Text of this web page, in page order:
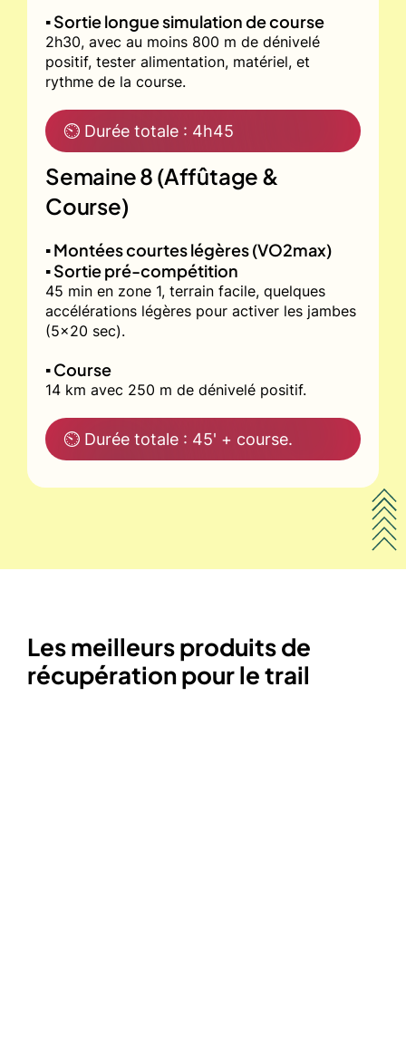
▪️ Sortie longue simulation de course
2h30, avec au moins 800 m de dénivelé
positif, tester alimentation, matériel, et
rythme de la course.
⏲ Durée totale : 4h45
Semaine 8 (Affûtage &
Course)
▪️ Montées courtes légères (VO2max)
▪️ Sortie pré-compétition
45 min en zone 1, terrain facile, quelques
accélérations légères pour activer les jambes
(5x20 sec).
▪️ Course
14 km avec 250 m de dénivelé positif.
⏲ Durée totale : 45' + course.
Les meilleurs produits de
récupération pour le trail